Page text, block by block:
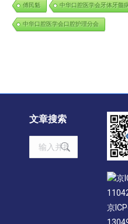
傅民魁 中华口腔医学会牙体牙髓
中华口腔医学会口腔护理分会
文章搜索
Search:
京
京